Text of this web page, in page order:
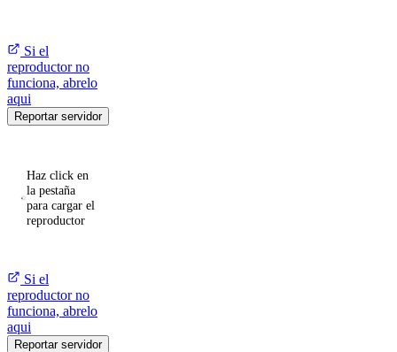
Si el
reproductor no
funciona, abrelo
aqui
Reportar servidor
Haz click en
la pestaña
para cargar el
reproductor
Si el
reproductor no
funciona, abrelo
aqui
Reportar servidor